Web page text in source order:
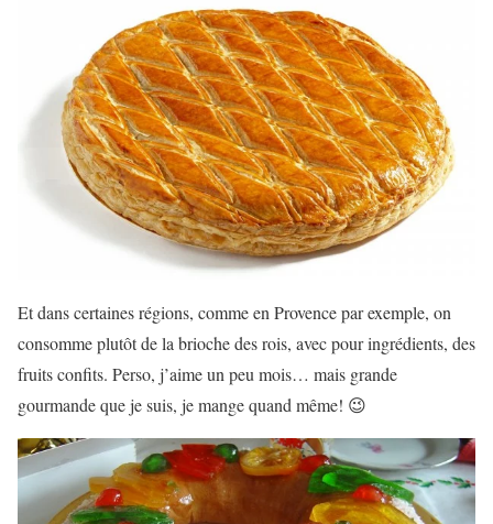
Et dans certaines régions, comme en Provence par exemple, on
consomme plutôt de la brioche des rois, avec pour ingrédients, des
fruits confits. Perso, j’aime un peu mois… mais grande
gourmande que je suis, je mange quand même! 😉